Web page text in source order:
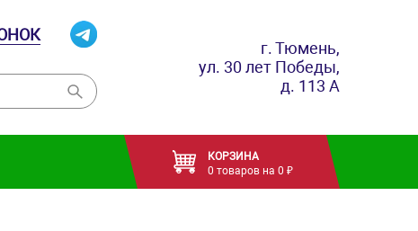
г. Тюмень,
ул. 30 лет Победы,
д. 113 А
КОРЗИНА
0 товаров на 0 ₽